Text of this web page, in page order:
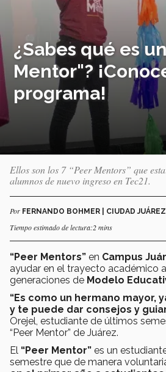
¿Sabes qué es
Mentor"?
programa!
Ellos son los 7 “Peer Mentors” que
alumnos de nuevo ingreso en Tec21.
Por FERNANDO BOHMER | CIUDAD JUÁREZ
Tiempo estimado de lectura:2 mins
“Peer Mentors” en Campus
ayudar en el trayecto académico
generaciones de Modelo
“Es como un hermano mayor,
y te puede dar consejos y
Orejel, estudiante de últimos
“Peer Mentor” de Juárez.
El “Peer Mentor” es un
semestre que de manera